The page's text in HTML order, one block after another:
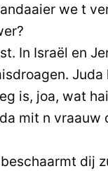
we t
In Israël en
Juda
is, joa, wat
mit n vraauw
dij